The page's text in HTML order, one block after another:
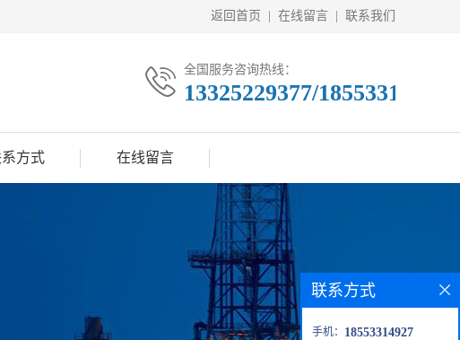
返回首页 在线留言 联系我们
全国服务咨询热线：
13325229377/18553314927
方式 在线留言
联系方式
手机： 18553314927